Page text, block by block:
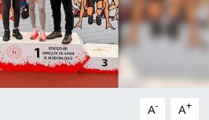
A- A+